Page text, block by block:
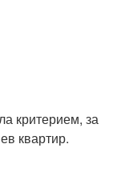
критерием, за
квартир.